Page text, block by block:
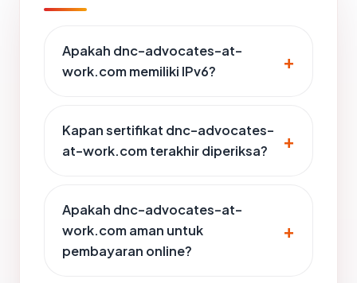
Apakah dnc-advocates-at-
work.com memiliki IPv6?
Kapan sertifikat dnc-advocates-
at-work.com terakhir diperiksa?
Apakah dnc-advocates-at-
work.com aman untuk
pembayaran online?